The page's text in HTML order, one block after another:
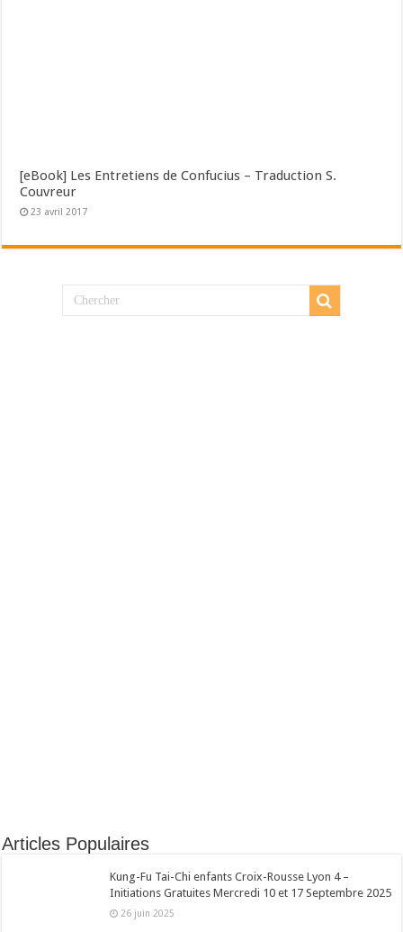
[eBook] Les Entretiens de Confucius – Traduction S.
Couvreur
23 avril 2017
Articles Populaires
Kung-Fu Tai-Chi enfants Croix-Rousse Lyon 4 –
Initiations Gratuites Mercredi 10 et 17 Septembre 2025
26 juin 2025